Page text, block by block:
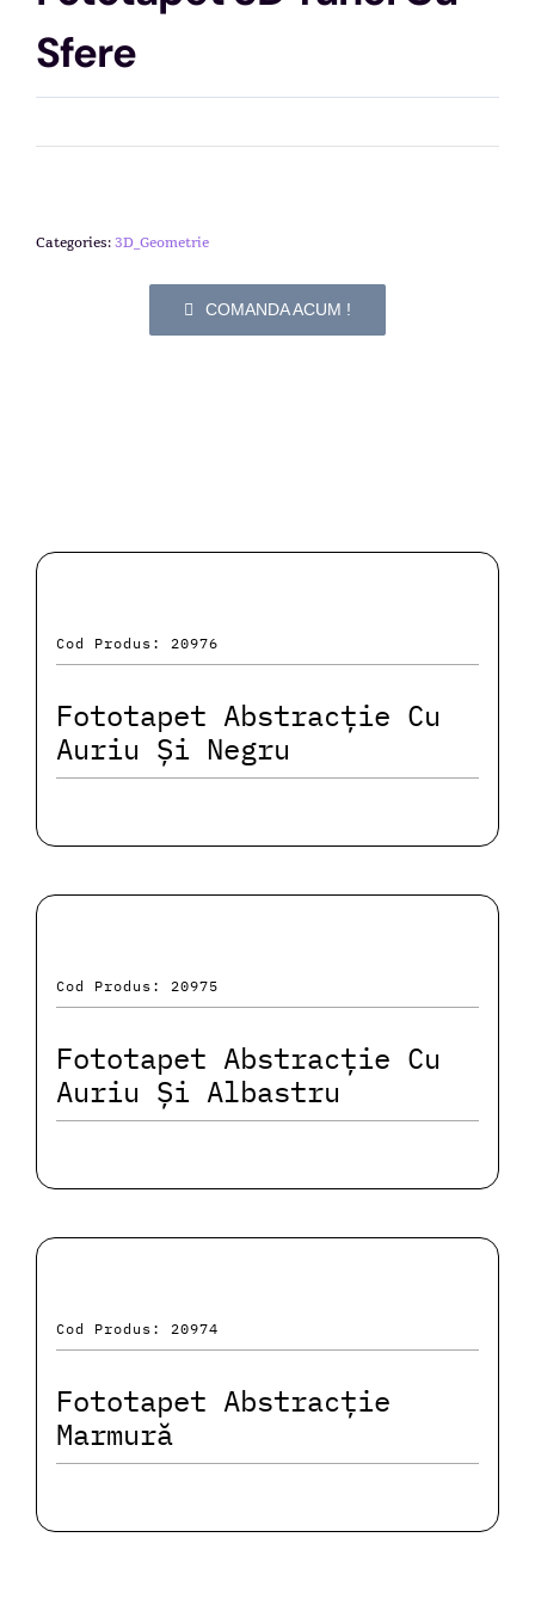
Sfere
Categories:3D_Geometrie
COMANDA ACUM !
Cod Produs: 20976
Fototapet Abstracție Cu
Auriu Și Negru
Cod Produs: 20975
Fototapet Abstracție Cu
Auriu Și Albastru
Cod Produs: 20974
Fototapet Abstracție
Marmură